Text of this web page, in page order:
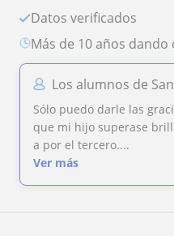
Datos verificados
más de 10 años dando
Los alumnos de
Sólo puedo darle las
que mi hijo superase
a por el tercero....
Ver más